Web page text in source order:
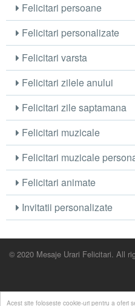
Acest site foloseste cookie-uri pentru a oferi
Felicitari persoane
Felicitari personalizate
Felicitari varsta
Felicitari zilele anului
Felicitari zile saptamana
Felicitari muzicale
Felicitari muzicale
Felicitari animate
Invitatii personalizate
© 2020 Mesaje Urari Felicitari. All